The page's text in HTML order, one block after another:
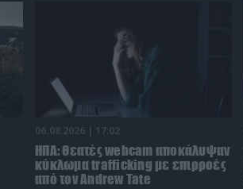
06.08.2026 | 17:02
ΗΠΑ: Θεατές webcam αποκάλυψαν
κύκλωμα trafficking με επιρροές
από τον Andrew Tate